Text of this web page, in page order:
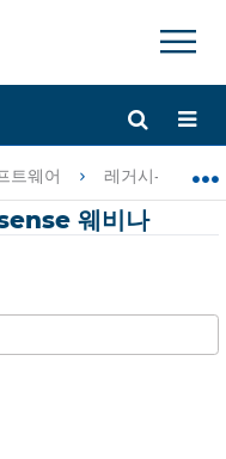
×
트웨어 레거시-
웨비나